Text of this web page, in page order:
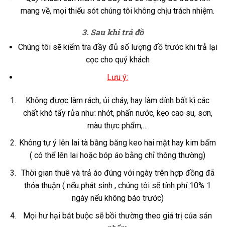
mang về, mọi thiếu sót chúng tôi không chịu trách nhiệm.
3. Sau khi trả đồ
Chúng tôi sẽ kiểm tra đầy đủ số lượng đồ trước khi trả lại
cọc cho quý khách
Lưu ý:
Không được làm rách, ủi cháy, hay làm dính bất kì các
chất khó tẩy rửa như: nhớt, phấn nước, kẹo cao su, sơn,
màu thực phẩm,…
Không tự ý lên lai tà bằng băng keo hai mặt hay kim bấm
( có thể lên lai hoặc bóp áo bằng chỉ thông thường)
Thời gian thuê và trả áo đúng với ngày trên hợp đồng đã
thỏa thuận ( nếu phát sinh , chúng tôi sẽ tính phí 10% 1
ngày nếu không báo trước)
Mọi hư hại bắt buộc sẽ bồi thường theo giá trị của sản